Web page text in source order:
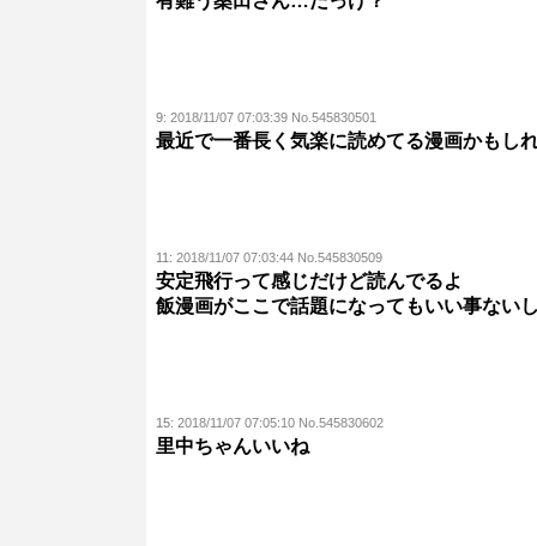
9: 2018/11/07 07:03:39 No.545830501
最近で一番長く気楽に読めてる漫画かもし
11: 2018/11/07 07:03:44 No.545830509
安定飛行って感じだけど読んでるよ
飯漫画がここで話題になってもいい事ない
15: 2018/11/07 07:05:10 No.545830602
里中ちゃんいいね